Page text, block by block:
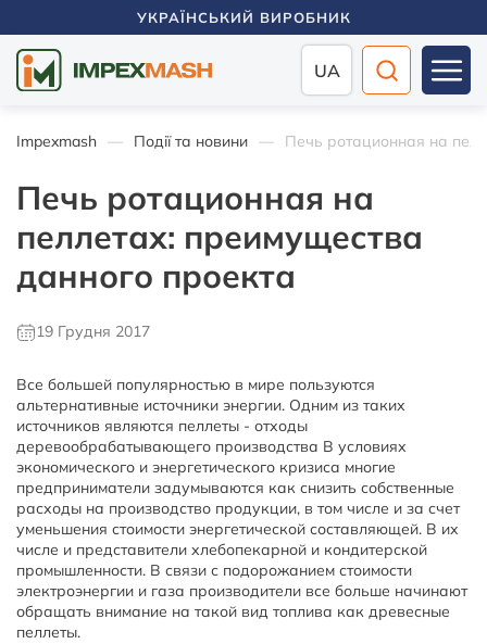
УКРАЇНСЬКИЙ ВИРОБНИК
UA
Impexmash Події та новини Печь ротационная на
Печь ротационная на
пеллетах: преимущества
данного проекта
19 Грудня 2017
Все большей популярностью в мире пользуются
альтернативные источники энергии. Одним из таких
источников являются пеллеты - отходы
деревообрабатывающего производства В условиях
экономического и энергетического кризиса многие
предприниматели задумываются как снизить собственные
расходы на производство продукции, в том числе и за счет
уменьшения стоимости энергетической составляющей. В их
числе и представители хлебопекарной и кондитерской
промышленности. В связи с подорожанием стоимости
электроэнергии и газа производители все больше начинают
обращать внимание на такой вид топлива как древесные
пеллеты.